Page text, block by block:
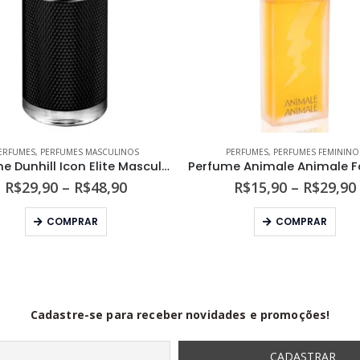
, PERFUMES MASCULINOS
Perfume Dunhill Icon Elite Masculino Eau de Parfum
R$29,90 – R$48,90Faixa
COMPRAR
Este produto tem várias variantes. As opções podem ser escolhidas na página do produto
PERFUMES, PERFUMES
R$15,90 – R$29,90
COMPRAR
Este produto tem várias variantes. As opções podem ser
Cadastre-se para receber novidades e promoções!